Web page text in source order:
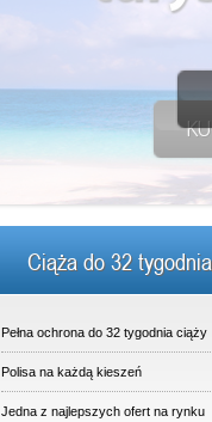
Ciąża do 32 tygodnia
Pełna ochrona do 32 tygodnia ciąży
Polisa na każdą kieszeń
Jedna z najlepszych ofert na rynku